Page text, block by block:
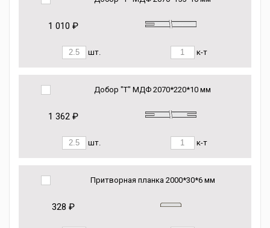
1 010 ₽
шт. к-т
Добор "Т" МДФ 2070*220*10 мм
1 362 ₽
шт. к-т
Притворная планка 2000*30*6 мм
328 ₽